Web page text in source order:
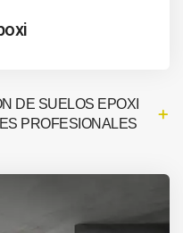
DE SUELOS EPOXI
PROFESIONALES